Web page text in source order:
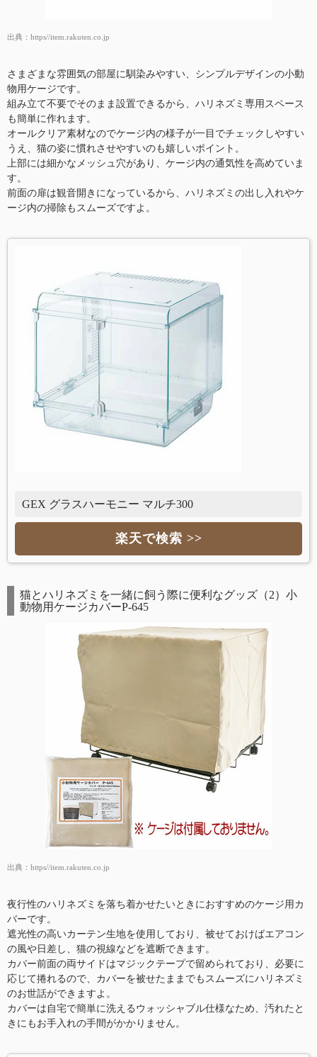
出典： https//item.rakuten.co.jp
さまざまな雰囲気の部屋に馴染みやすい、シンプルデザインの小動
物用ケージです。
組み立て不要でそのまま設置できるから、ハリネズミ専用スペース
も簡単に作れます。
オールクリア素材なのでケージ内の様子が一目でチェックしやすい
うえ、猫の姿に慣れさせやすいのも嬉しいポイント。
上部には細かなメッシュ穴があり、ケージ内の通気性を高めていま
す。
前面の扉は観音開きになっているから、ハリネズミの出し入れやケ
ージ内の掃除もスムーズですよ。
GEX グラスハーモニー マルチ300
楽天で検索 >>
猫とハリネズミを一緒に飼う際に便利なグッズ（2）小
動物用ケージカバーP-645
出典： https//item.rakuten.co.jp
夜行性のハリネズミを落ち着かせたいときにおすすめのケージ用カ
バーです。
遮光性の高いカーテン生地を使用しており、被せておけばエアコン
の風や日差し、猫の視線などを遮断できます。
カバー前面の両サイドはマジックテープで留められており、必要に
応じて捲れるので、カバーを被せたままでもスムーズにハリネズミ
のお世話ができますよ。
カバーは自宅で簡単に洗えるウォッシャブル仕様なため、汚れたと
きにもお手入れの手間がかかりません。